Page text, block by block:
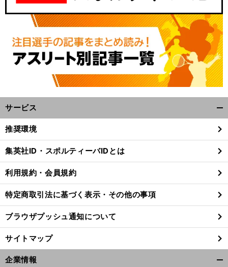
サービス
閉
る
推奨環境
集英社ID・スポルティーバIDとは
利用規約・会員規約
特定商取引法に基づく表示・その他の事項
ブラウザプッシュ通知について
サイトマップ
企業情報